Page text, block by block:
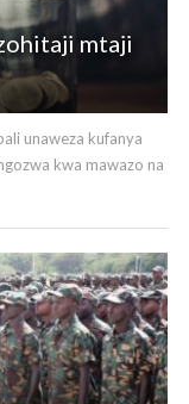
mtaji
unaweza kufanya
kwa mawazo na